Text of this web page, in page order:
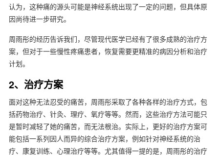
认为，这种痛的源头可能是神经系统出现了一定的问题，但具体原
因尚待进一步研究。
周雨彤的经历告诉我们，尽管现代医学已经有了很多成熟的治疗方
案，但对于一些慢性疼痛患者，恢复需要更精准的病因分析和治疗
计划。
2、治疗方案
面对这种无法忍受的痛苦，周雨彤采取了各种各样的治疗方式，包
括药物治疗、针灸、理疗、氧疗等等。然而，这些治疗方法可能只
是暂时减轻了她的痛苦，而无法根治。实际上，更好的治疗方案可
能包括一系列因人而异的综合治疗方案，例如针对神经系统的治
疗、康复训练、心理治疗等等。尤其值得一提的是，周雨彤的治疗